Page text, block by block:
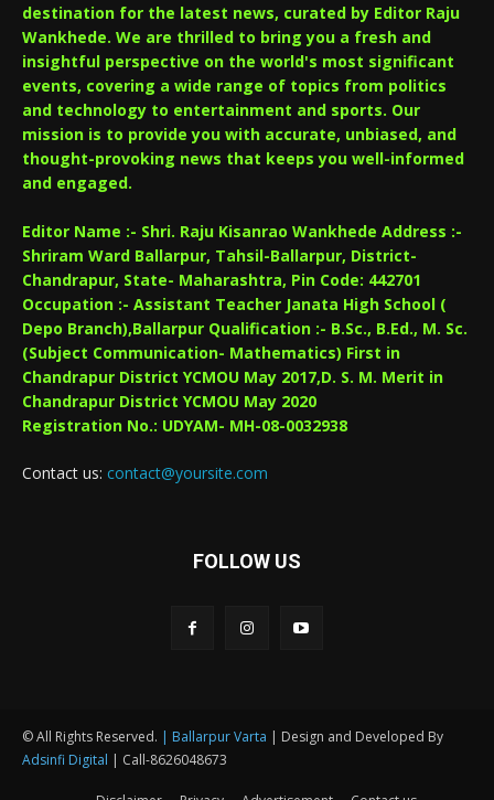
destination for the latest news, curated by Editor Raju
Wankhede. We are thrilled to bring you a fresh and
insightful perspective on the world's most significant
events, covering a wide range of topics from politics
and technology to entertainment and sports. Our
mission is to provide you with accurate, unbiased, and
thought-provoking news that keeps you well-informed
and engaged.
Editor Name :- Shri. Raju Kisanrao Wankhede Address :-
Shriram Ward Ballarpur, Tahsil-Ballarpur, District-
Chandrapur, State- Maharashtra, Pin Code: 442701
Occupation :- Assistant Teacher Janata High School (
Depo Branch),Ballarpur Qualification :- B.Sc., B.Ed., M. Sc.
(Subject Communication- Mathematics) First in
Chandrapur District YCMOU May 2017,D. S. M. Merit in
Chandrapur District YCMOU May 2020
Registration No.: UDYAM- MH-08-0032938
Contact us: contact@yoursite.com
FOLLOW US
© All Rights Reserved. | Ballarpur Varta | Design and Developed By
Adsinfi Digital | Call-8626048673